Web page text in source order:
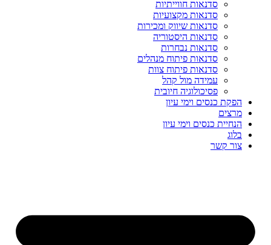
סדנאות חווייתיות
סדנאות מקצועיות
סדנאות שיווק ומכירות
סדנאות היסטוריה
סדנאות נבחרות
סדנאות פיתוח מנהלים
סדנאות פיתוח צוות
עמידה מול קהל
פסיכולוגיה חיובית
הפקת כנסים וימי עיון
מרצים
הנחיית כנסים וימי עיון
בלוג
צור קשר